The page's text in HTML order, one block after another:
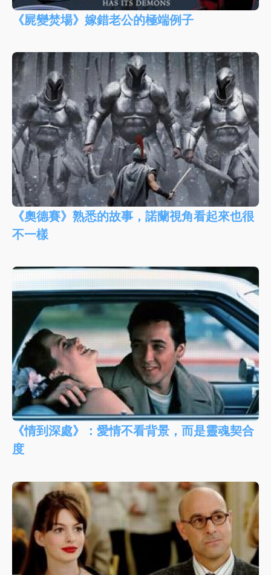
《屍變焚場》嫁錯老公的極端例子
《奧德賽》熟悉的故事，諾蘭視角看起來也很
不一樣
《情到深處》：愛情不看背景，而是靈魂契合
度